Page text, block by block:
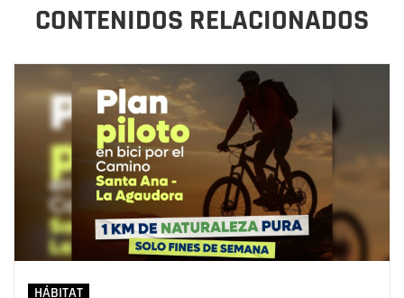
CONTENIDOS RELACIONADOS
HÁBITAT